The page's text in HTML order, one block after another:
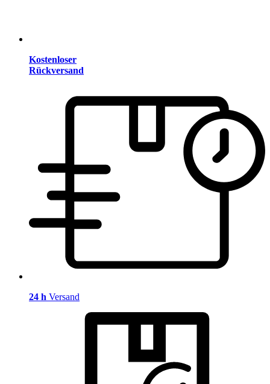
Kostenloser
Rückversand
24 h Versand